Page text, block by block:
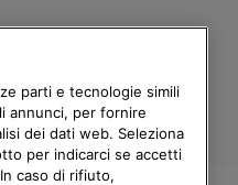
parti e tecnologie simili
annunci, per fornire
dei dati web. Seleziona
per indicarci se accetti
caso di rifiuto,